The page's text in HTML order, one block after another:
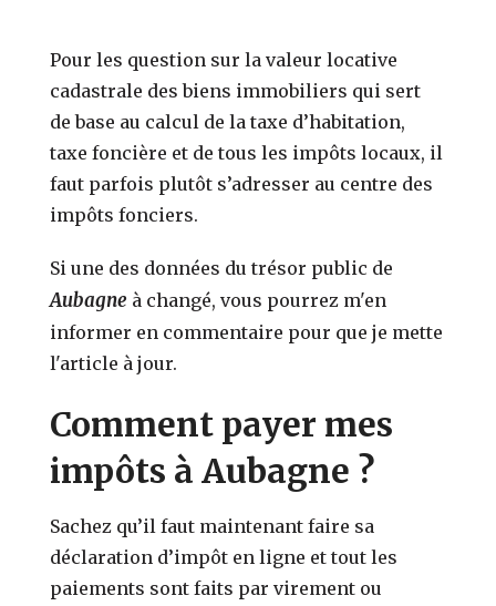
Pour les question sur la valeur locative
cadastrale des biens immobiliers qui sert
de base au calcul de la taxe d’habitation,
taxe foncière et de tous les impôts locaux, il
faut parfois plutôt s’adresser au centre des
impôts fonciers.
Si une des données du trésor public de
Aubagne à changé, vous pourrez m'en
informer en commentaire pour que je mette
l'article à jour.
Comment payer mes
impôts à Aubagne ?
Sachez qu’il faut maintenant faire sa
déclaration d’impôt en ligne et tout les
paiements sont faits par virement ou